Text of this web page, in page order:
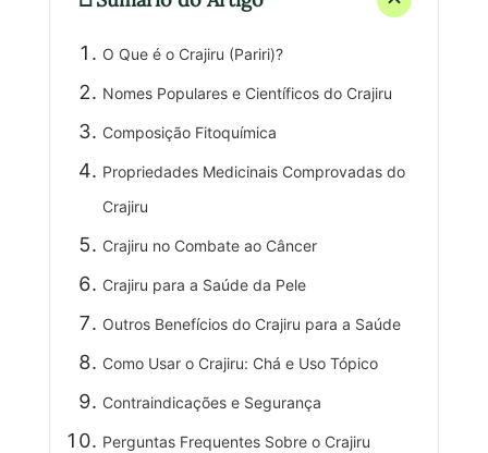
O Que é o Crajiru (Pariri)?
Nomes Populares e Científicos do Crajiru
Composição Fitoquímica
Propriedades Medicinais Comprovadas do
Crajiru
Crajiru no Combate ao Câncer
Crajiru para a Saúde da Pele
Outros Benefícios do Crajiru para a Saúde
Como Usar o Crajiru: Chá e Uso Tópico
Contraindicações e Segurança
Perguntas Frequentes Sobre o Crajiru